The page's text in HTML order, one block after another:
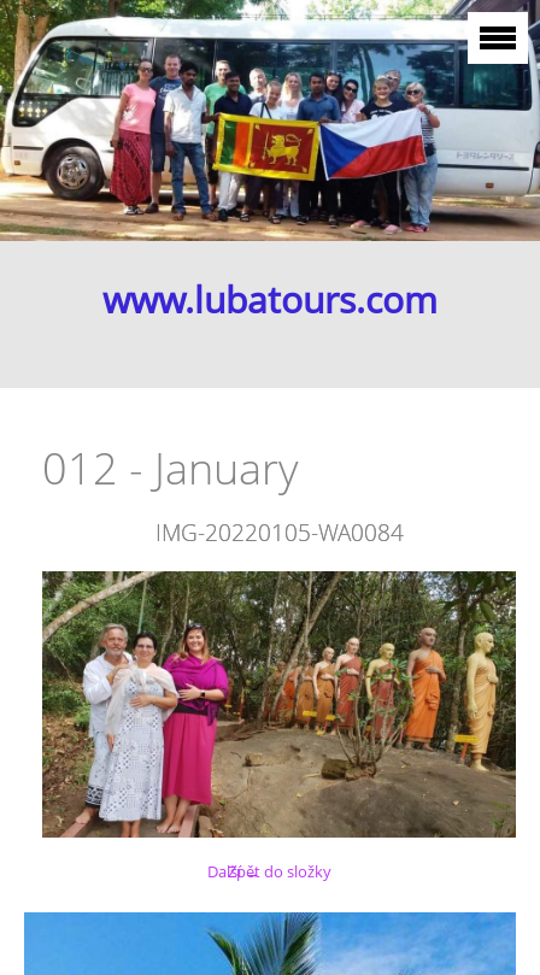
www.lubatours.com
012 - January
IMG-20220105-WA0084
Další →
Zpět do složky